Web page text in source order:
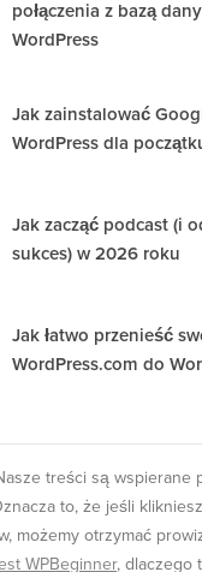
połączenia z bazą
WordPress
Jak zainstalować
WordPress dla
Jak zacząć podcast (i
sukces) w 2026 roku
Jak łatwo przenieść
WordPress.com do
treści są wspierane
to, że jeśli
możemy otrzymać
WPBeginner, dlaczego